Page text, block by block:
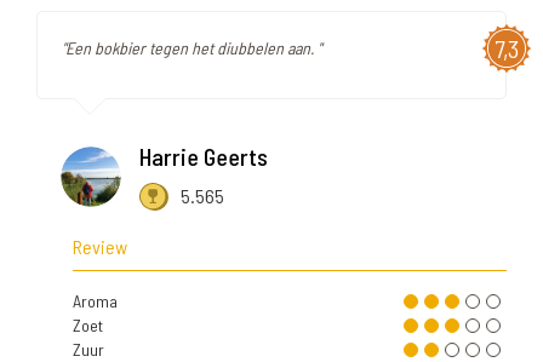
7,3
"Een bokbier tegen het diubbelen aan. "
Harrie Geerts
5.565
Review
Aroma
Zoet
Zuur